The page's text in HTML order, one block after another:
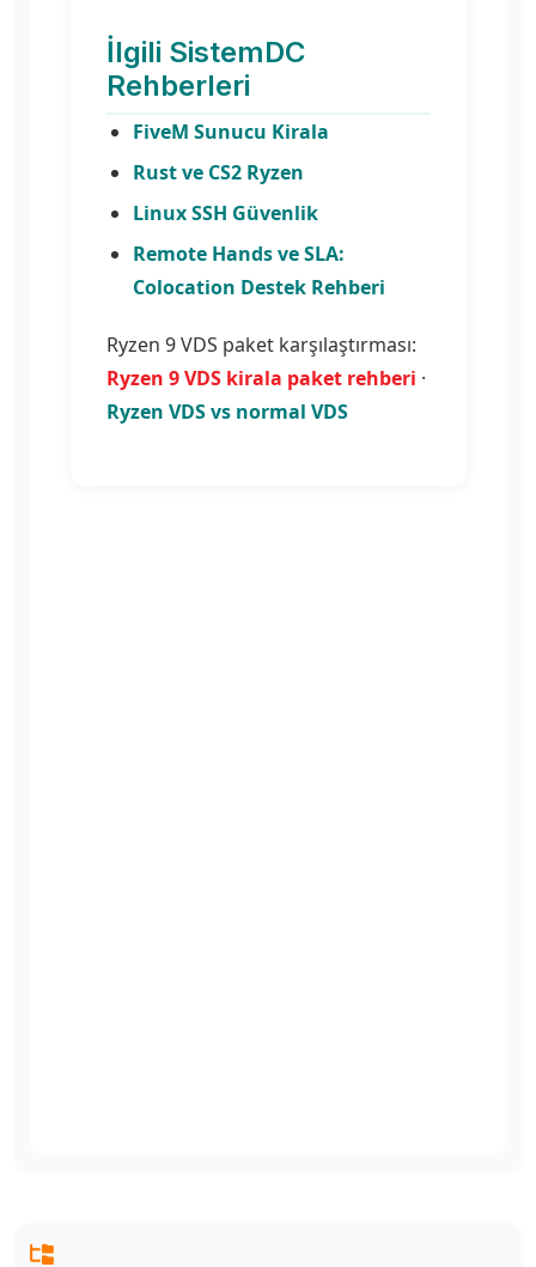
İlgili SistemDC
Rehberleri
FiveM Sunucu Kirala
Rust ve CS2 Ryzen
Linux SSH Güvenlik
Remote Hands ve SLA:
Colocation Destek Rehberi
Ryzen 9 VDS paket karşılaştırması:
Ryzen 9 VDS kirala paket rehberi ·
Ryzen VDS vs normal VDS